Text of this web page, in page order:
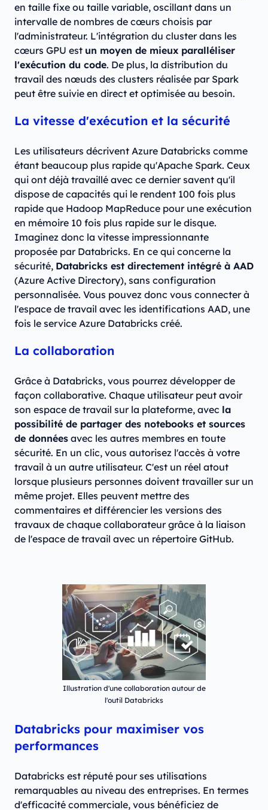
en taille fixe ou taille variable, oscillant dans un
intervalle de nombres de cœurs choisis par
l'administrateur. L'intégration du cluster dans les
cœurs GPU est un moyen de mieux paralléliser
l'exécution du code. De plus, la distribution du
travail des nœuds des clusters réalisée par Spark
peut être suivie en direct et optimisée au besoin.
La vitesse d'exécution et la sécurité
Les utilisateurs décrivent Azure Databricks comme
étant beaucoup plus rapide qu'Apache Spark. Ceux
qui ont déjà travaillé avec ce dernier savent qu'il
dispose de capacités qui le rendent 100 fois plus
rapide que Hadoop MapReduce pour une exécution
en mémoire 10 fois plus rapide sur le disque.
Imaginez donc la vitesse impressionnante
proposée par Databricks. En ce qui concerne la
sécurité, Databricks est directement intégré à AAD
(Azure Active Directory), sans configuration
personnalisée. Vous pouvez donc vous connecter à
l'espace de travail avec les identifications AAD, une
fois le service Azure Databricks créé.
La collaboration
Grâce à Databricks, vous pourrez développer de
façon collaborative. Chaque utilisateur peut avoir
son espace de travail sur la plateforme, avec la
possibilité de partager des notebooks et sources
de données avec les autres membres en toute
sécurité. En un clic, vous autorisez l'accès à votre
travail à un autre utilisateur. C'est un réel atout
lorsque plusieurs personnes doivent travailler sur un
même projet. Elles peuvent mettre des
commentaires et différencier les versions des
travaux de chaque collaborateur grâce à la liaison
de l'espace de travail avec un répertoire GitHub.
Illustration d'une collaboration autour de
l'outil Databricks
Databricks pour maximiser vos
performances
Databricks est réputé pour ses utilisations
remarquables au niveau des entreprises. En termes
d'efficacité commerciale, vous bénéficiez de